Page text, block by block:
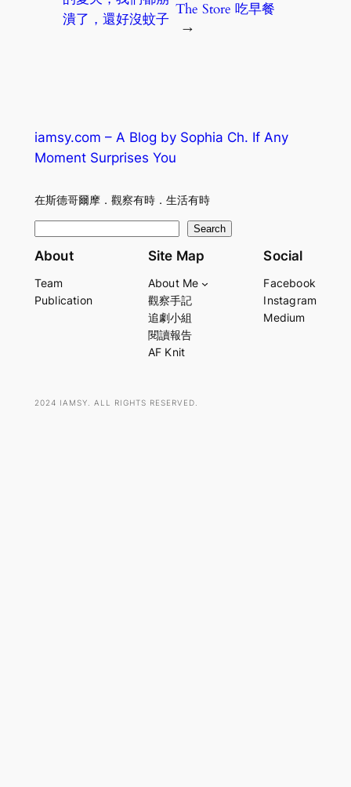
潰了，還好沒蚊子
The Store 吃早餐
→
iamsy.com – A Blog by Sophia Ch. If Any
Moment Surprises You
在斯德哥爾摩．觀察有時．生活有時
e
r
Search
About
Team
Publication
Site Map
About Me
觀察手記
追劇小組
閱讀報告
AF Knit
Social
Facebook
Instagram
Medium
2024 IAMSY. ALL RIGHTS RESERVED.